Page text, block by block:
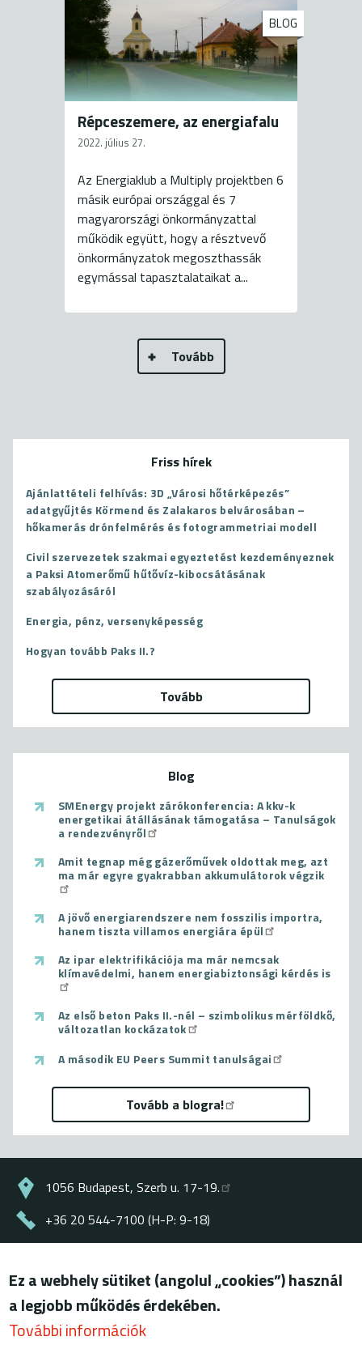
BLOG
Répceszemere, az energiafalu
2022. július 27.
Az Energiaklub a Multiply projektben 6
másik európai országgal és 7
magyarországi önkormányzattal
működik együtt, hogy a résztvevő
önkormányzatok megoszthassák
egymással tapasztalataikat a...
Tovább
Friss hírek
Ajánlattételi felhívás: 3D „Városi hőtérképezés”
adatgyűjtés Körmend és Zalakaros belvárosában –
hőkamerás drónfelmérés és fotogrammetriai modell
Civil szervezetek szakmai egyeztetést kezdeményeznek
a Paksi Atomerőmű hűtővíz-kibocsátásának
szabályozásáról
Energia, pénz, versenyképesség
Hogyan tovább Paks II.?
Tovább
Blog
SMEnergy projekt zárókonferencia: A kkv-k
energetikai átállásának támogatása – Tanulságok
a rendezvényről
Amit tegnap még gázerőművek oldottak meg, azt
ma már egyre gyakrabban akkumulátorok végzik
A jövő energiarendszere nem fosszilis importra,
hanem tiszta villamos energiára épül
Az ipar elektrifikációja ma már nemcsak
klímavédelmi, hanem energiabiztonsági kérdés is
Az első beton Paks II.-nél – szimbolikus mérföldkő,
változatlan kockázatok
A második EU Peers Summit tanulságai
Tovább a blogra!
1056 Budapest, Szerb u. 17-19.
+36 20 544-7100 (H-P: 9-18)
Lábléc
© ENERGIAKLUB - minden jog fenntartva
felhasználási feltételek
Ez a webhely sütiket (angolul „cookies”) használ
a legjobb működés érdekében.
További információk